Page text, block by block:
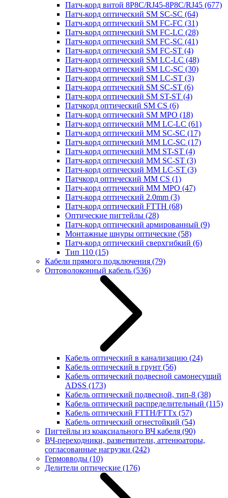
Патч-корд витой 8P8C/RJ45-8P8C/RJ45 (677)
Патч-корд оптический SM SC-SC (64)
Патч-корд оптический SM FC-FC (31)
Патч-корд оптический SM FC-LC (28)
Патч-корд оптический SM FC-SC (41)
Патч-корд оптический SM FC-ST (4)
Патч-корд оптический SM LC-LC (48)
Патч-корд оптический SM LC-SC (30)
Патч-корд оптический SM LC-ST (3)
Патч-корд оптический SM SC-ST (6)
Патч-корд оптический SM ST-ST (4)
Патчкорд оптический SM CS (6)
Патч-корд оптический SM MPO (18)
Патч-корд оптический MM LC-LC (61)
Патч-корд оптический MM SC-SC (17)
Патч-корд оптический MM LC-SC (17)
Патч-корд оптический MM ST-ST (4)
Патч-корд оптический MM SC-ST (3)
Патч-корд оптический MM LC-ST (3)
Патчкорд оптический MM CS (1)
Патч-корд оптический MM MPO (47)
Патч-корд оптический 2.0mm (3)
Патч-корд оптический FTTH (68)
Оптические пигтейлы (28)
Патч-корд оптический армированный (9)
Монтажные шнуры оптические (58)
Патч-корд оптический сверхгибкий (6)
Тип 110 (15)
Кабели прямого подключения (79)
Оптоволоконный кабель (536)
Кабель оптический в канализацию (24)
Кабель оптический в грунт (56)
Кабель оптический подвесной самонесущий
ADSS (173)
Кабель оптический подвесной, тип-8 (38)
Кабель оптический распределительный (115)
Кабель оптический FTTH/FTTx (57)
Кабель оптический огнестойкий (54)
Пигтейлы из коаксиального ВЧ кабеля (90)
ВЧ-переходники, разветвители, аттенюаторы,
согласованные нагрузки (242)
Гермовводы (10)
Делители оптические (176)